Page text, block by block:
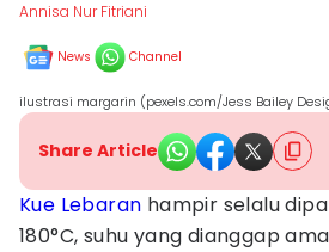
Annisa Nur Fitriani
News Channel
ilustrasi margarin (pexels.com/Jess Bailey
Share Article
Kue Lebaran hampir selalu
180°C, suhu yang dianggap